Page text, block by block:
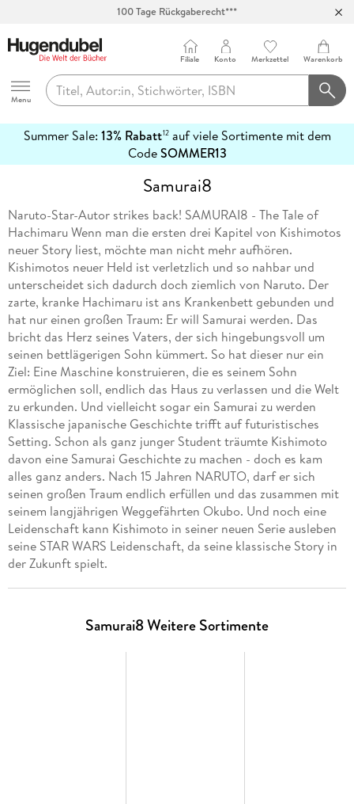
100 Tage Rückgaberecht***
Hugendubel
Menu
Filiale Konto Merkzettel Warenkorb
Summer Sale: 13% Rabatt12auf viele Sortimente mit dem
CodeSOMMER13
erfahren
Samurai8
Naruto-Star-Autor strikes back! SAMURAI8 - The Tale of
Hachimaru Wenn man die ersten drei Kapitel von Kishimotos
neuer Story liest, möchte man nicht mehr aufhören.
Kishimotos neuer Held ist verletzlich und so nahbar und
unterscheidet sich dadurch doch ziemlich von Naruto. Der
zarte, kranke Hachimaru ist ans Krankenbett gebunden und
hat nur einen großen Traum: Er will Samurai werden. Das
bricht das Herz seines Vaters, der sich hingebungsvoll um
seinen bettlägerigen Sohn kümmert. So hat dieser nur ein
Ziel: Eine Maschine konstruieren, die es seinem Sohn
ermöglichen soll, endlich das Haus zu verlassen und die Welt
zu erkunden. Und vielleicht sogar ein Samurai zu werden
Klassische japanische Geschichte trifft auf futuristisches
Setting. Schon als ganz junger Student träumte Kishimoto
davon eine Samurai Geschichte zu machen - doch es kam
alles ganz anders. Nach 15 Jahren NARUTO, darf er sich
seinen großen Traum endlich erfüllen und das zusammen mit
seinem langjährigen Weggefährten Okubo. Und noch eine
Leidenschaft kann Kishimoto in seiner neuen Serie ausleben
seine STAR WARS Leidenschaft, da seine klassische Story in
der Zukunft spielt.
Samurai8 Weitere Sortimente